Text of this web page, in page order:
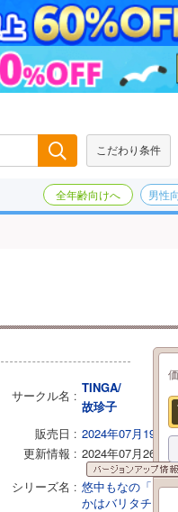
こだわり条件
全年齢向けへ 男性
サークル名
TINGA/
故珍子
販売日
2024年07月19日
更新情報
2024年07月26日
更新情報
シリーズ名
悠中もなの「いつ
かはバリタチ！」